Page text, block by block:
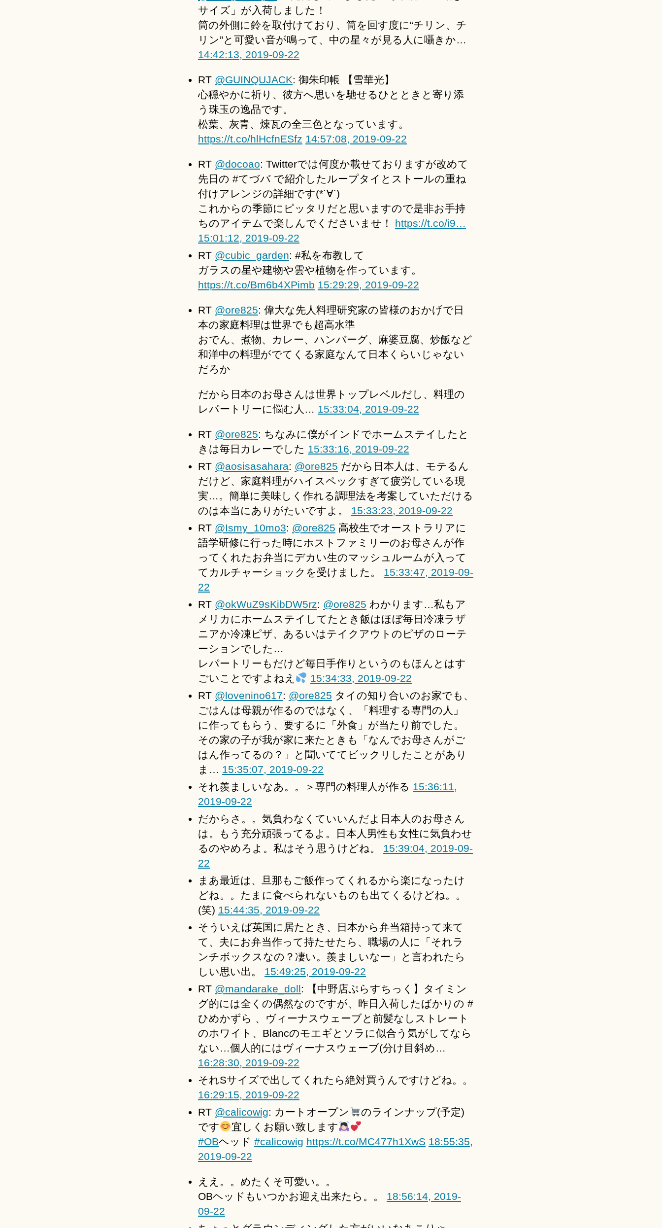
サイズ」が入荷しました！
筒の外側に鈴を取付けており、筒を回す度に“チリン、チ
リン”と可愛い音が鳴って、中の星々が見る人に囁きか…
14:42:13, 2019-09-22
RT @GUINQUJACK: 御朱印帳 【雪華光】
心穏やかに祈り、彼方へ思いを馳せるひとときと寄り添
う珠玉の逸品です。
松葉、灰青、煉瓦の全三色となっています。
https://t.co/hlHcfnESfz 14:57:08, 2019-09-22
RT @docoao: Twitterでは何度か載せておりますが改めて
先日の #てづバ で紹介したループタイとストールの重ね
付けアレンジの詳細です(*´∀`)
これからの季節にピッタリだと思いますので是非お手持
ちのアイテムで楽しんでくださいませ！ https://t.co/i9…
15:01:12, 2019-09-22
RT @cubic_garden: #私を布教して
ガラスの星や建物や雲や植物を作っています。
https://t.co/Bm6b4XPimb 15:29:29, 2019-09-22
RT @ore825: 偉大な先人料理研究家の皆様のおかげで日
本の家庭料理は世界でも超高水準
おでん、煮物、カレー、ハンバーグ、麻婆豆腐、炒飯など
和洋中の料理がでてくる家庭なんて日本くらいじゃない
だろか
だから日本のお母さんは世界トップレベルだし、料理の
レパートリーに悩む人… 15:33:04, 2019-09-22
RT @ore825: ちなみに僕がインドでホームステイしたと
きは毎日カレーでした 15:33:16, 2019-09-22
RT @aosisasahara: @ore825 だから日本人は、モテるん
だけど、家庭料理がハイスペックすぎて疲労している現
実…。簡単に美味しく作れる調理法を考案していただける
のは本当にありがたいですよ。 15:33:23, 2019-09-22
RT @Ismy_10mo3: @ore825 高校生でオーストラリアに
語学研修に行った時にホストファミリーのお母さんが作
ってくれたお弁当にデカい生のマッシュルームが入って
てカルチャーショックを受けました。 15:33:47, 2019-09-
22
RT @okWuZ9sKibDW5rz: @ore825 わかります…私もア
メリカにホームステイしてたとき飯はほぼ毎日冷凍ラザ
ニアか冷凍ピザ、あるいはテイクアウトのピザのローテ
ーションでした…
レパートリーもだけど毎日手作りというのもほんとはす
ごいことですよねえ
15:34:33, 2019-09-22
RT @lovenino617: @ore825 タイの知り合いのお家でも、
ごはんは母親が作るのではなく、「料理する専門の人」
に作ってもらう、要するに「外食」が当たり前でした。
その家の子が我が家に来たときも「なんでお母さんがご
はん作ってるの？」と聞いててビックリしたことがあり
ま… 15:35:07, 2019-09-22
それ羨ましいなあ。。＞専門の料理人が作る 15:36:11,
2019-09-22
だからさ。。気負わなくていいんだよ日本人のお母さん
は。もう充分頑張ってるよ。日本人男性も女性に気負わせ
るのやめろよ。私はそう思うけどね。 15:39:04, 2019-09-
22
まあ最近は、旦那もご飯作ってくれるから楽になったけ
どね。。たまに食べられないものも出てくるけどね。。
(笑) 15:44:35, 2019-09-22
そういえば英国に居たとき、日本から弁当箱持って来て
て、夫にお弁当作って持たせたら、職場の人に「それラ
ンチボックスなの？凄い。羨ましいなー」と言われたら
しい思い出。 15:49:25, 2019-09-22
RT @mandarake_doll: 【中野店ぷらすちっく】タイミン
グ的には全くの偶然なのですが、昨日入荷したばかりの #
ひめかずら 、ヴィーナスウェーブと前髪なしストレート
のホワイト、Blancのモエギとソラに似合う気がしてなら
ない…個人的にはヴィーナスウェーブ(分け目斜め…
16:28:30, 2019-09-22
それSサイズで出してくれたら絶対買うんですけどね。。
16:29:15, 2019-09-22
RT @calicowig: カートオープン
のラインナップ(予定)
です
宜しくお願い致します
#OBヘッド #calicowig https://t.co/MC477h1XwS 18:55:35,
2019-09-22
ええ。。めたくそ可愛い。。
OBヘッドもいつかお迎え出来たら。。 18:56:14, 2019-
09-22